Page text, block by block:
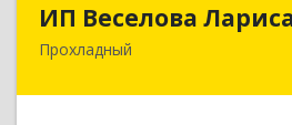
ИП Веселова
Прохладный